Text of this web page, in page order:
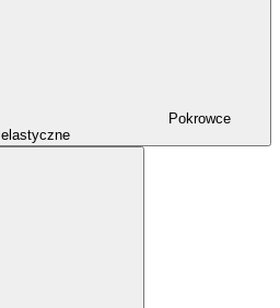
Pokrowce
elastyczne